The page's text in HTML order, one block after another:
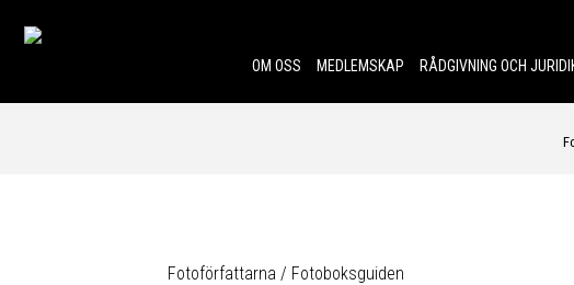
OM OSS
MEDLEMSKAP RÅDGIVNING OCH
Fotoförfattarna / Fotoboksguiden